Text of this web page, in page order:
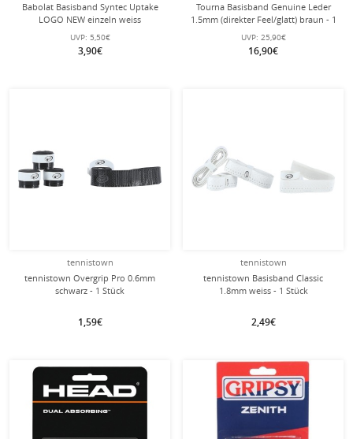
Babolat Basisband Syntec Uptake
LOGO NEW einzeln weiss
UVP: 5,50€
3,90€
Tourna Basisband Genuine Leder
1.5mm (direkter Feel/glatt) braun - 1
Stück
UVP: 25,90€
16,90€
tennistown
tennistown Overgrip Pro 0.6mm
schwarz - 1 Stück
1,59€
tennistown
tennistown Basisband Classic
1.8mm weiss - 1 Stück
2,49€